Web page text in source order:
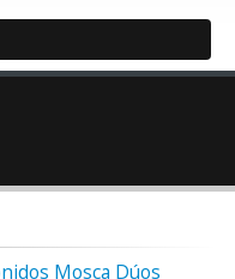
Mosca Dúos